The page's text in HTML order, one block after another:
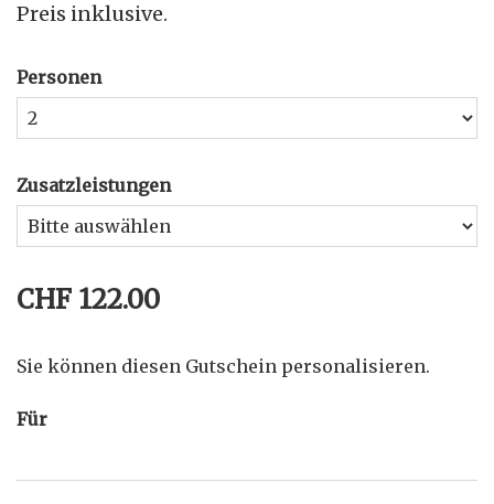
Preis inklusive.
Personen
Zusatzleistungen
CHF 122.00
Sie können diesen Gutschein personalisieren.
Für